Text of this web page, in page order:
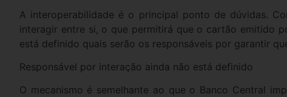
A interoperabilidade é o principal ponto de dúvidas.
interagir entre si, o que permitirá que o cartão emitido
está definido quais serão os responsáveis por garantir
Responsável por interação ainda não está definido
O mecanismo é semelhante ao que o Banco Central